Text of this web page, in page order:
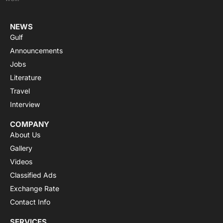
NEWS
Gulf
Announcements
Jobs
Literature
Travel
Interview
COMPANY
About Us
Gallery
Videos
Classified Ads
Exchange Rate
Contact Info